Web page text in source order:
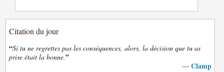
Citation du jour
“Si tu ne regrettes pas les conséquences, alors, la décision que tu as
prise était la bonne.”
— Clamp